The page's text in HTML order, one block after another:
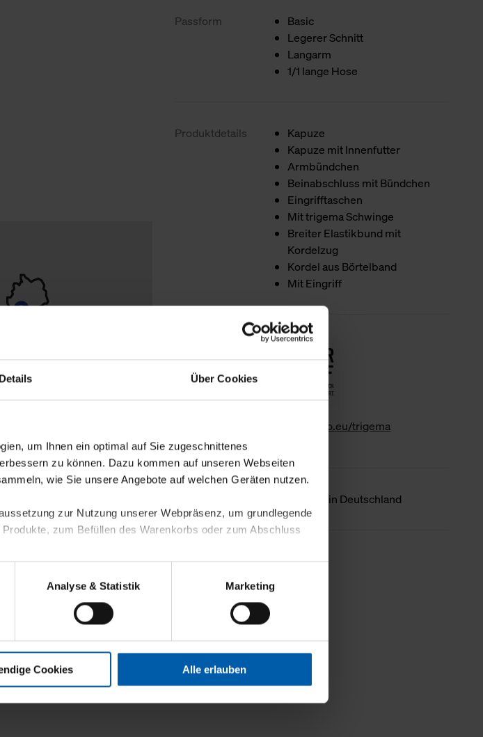
Details Über Cookies
um Ihnen ein optimal auf Sie zugeschnittenes
zu können. Dazu kommen auf unseren Webseiten
wie Sie unsere Angebote auf welchen Geräten nutzen.
zur Nutzung unserer Webpräsenz, um grundlegende
zum Befüllen des Warenkorbs oder zum Abschluss
Inhalte aufgrund Ihres Nutzerverhaltens und Ihres Profils
und Optimierung unserer Webpräsenz speichern wir
Form an Dritte wie etwa unsere
Technologien für Ihr personalisiertes Einkaufserlebnis
Sie die Arten der Cookies selbst festlegen, die Sie erlauben
erforderlichen Cookies.
Analyse & Statistik Marketing
Cookies Alle erlauben
Passform
Basic
Legerer Schnitt
Langarm
1/1 lange Hose
Produktdetails
Kapuze
Kapuze mit Innenfutter
Armbündchen
Beinabschluss mit Bündchen
Eingrifftaschen
Mit trigema Schwinge
Breiter Elastikbund mit
Kordelzug
Kordel aus Börtelband
Mit Eingriff
www.gk-info.eu/trigema
Hergestellt in Deutschland
Weniger Details